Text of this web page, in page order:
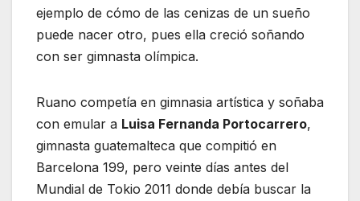
ejemplo de cómo de las cenizas de un sueño
puede nacer otro, pues ella creció soñando
con ser gimnasta olímpica.
Ruano competía en gimnasia artística y soñaba
con emular a Luisa Fernanda Portocarrero,
gimnasta guatemalteca que compitió en
Barcelona 199, pero veinte días antes del
Mundial de Tokio 2011 donde debía buscar la